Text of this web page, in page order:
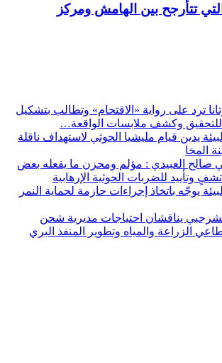
تتأرجح بين الهامش ومركز
ترد على رواية «الاقتحام» وتطالب بتشكيل
وكشف ملابسات الواقعة…
يدين قيام مليشيا الحوثي لاستهداف ناقلة
المخا
صالح العبيدي : مؤلم ومحزن ما يفعله بعض
وتأييد للضربات الحوثية الإرهابية
يوجّه باتخاذ إجراءات حازمة لحماية النمر
يناقشان احتياجات مديرية شحن
الزراعة والمياه وتطوير المنفذ البري